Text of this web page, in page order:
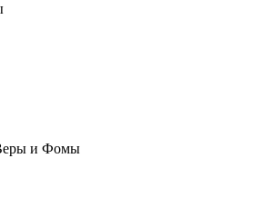
и Фомы